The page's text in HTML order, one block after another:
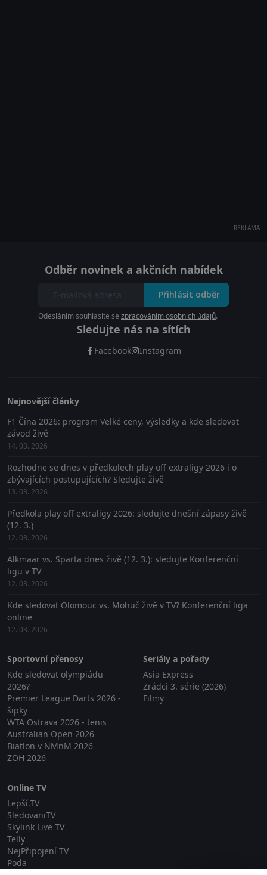
REKLAMA
Odběr novinek a akčních nabídek
Přihlásit odběr
Odesláním souhlasíte se zpracováním osobních údajů.
Sledujte nás na sítích
Facebook Instagram
Nejnovější články
F1 Čína 2026: program Velké ceny, výsledky a kde sledovat
závod živě
14. 03. 2026
Rozhodne se dnes v předkolech play off extraligy 2026 i o
zbývajících postupujících? Sledujte živě
13. 03. 2026
Předkola play off extraligy 2026: sledujte dnešní zápasy živě
(12. 3.)
12. 03. 2026
Alkmaar vs. Sparta dnes živě (12. 3.): sledujte Konferenční
ligu v TV
12. 03. 2026
Kde sledovat Olomouc vs. Mohuč živě v TV? Konferenční liga
online
12. 03. 2026
Sportovní přenosy
Kde sledovat olympiádu
2026?
Premier League Darts 2026 -
šipky
WTA Ostrava 2026 - tenis
Australian Open 2026
Biatlon v NMnM 2026
ZOH 2026
Seriály a pořady
Asia Express
Zrádci 3. série (2026)
Filmy
Online TV
Lepší.TV
SledovaniTV
Skylink Live TV
Telly
NejPřipojení TV
Poda